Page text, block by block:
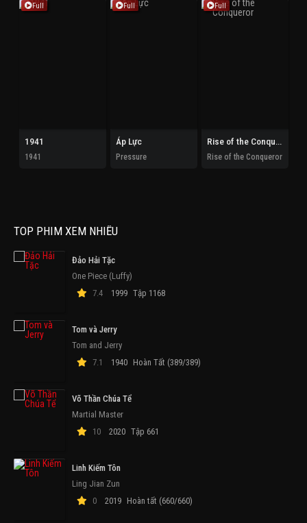
Full
1941
1941
Full
Áp Lực
Pressure
Full
Rise of the Conqueror
Rise of the Conqueror
TOP PHIM XEM NHIỀU
Đảo Hải Tặc
One Piece (Luffy)
7.4
1999 Tập 1168
Tom và Jerry
Tom and Jerry
7.1
1940 Hoàn Tất (389/389)
Võ Thần Chúa Tể
Martial Master
10
2020 Tập 661
Linh Kiếm Tôn
Ling Jian Zun
0
2019 Hoàn tất (660/660)